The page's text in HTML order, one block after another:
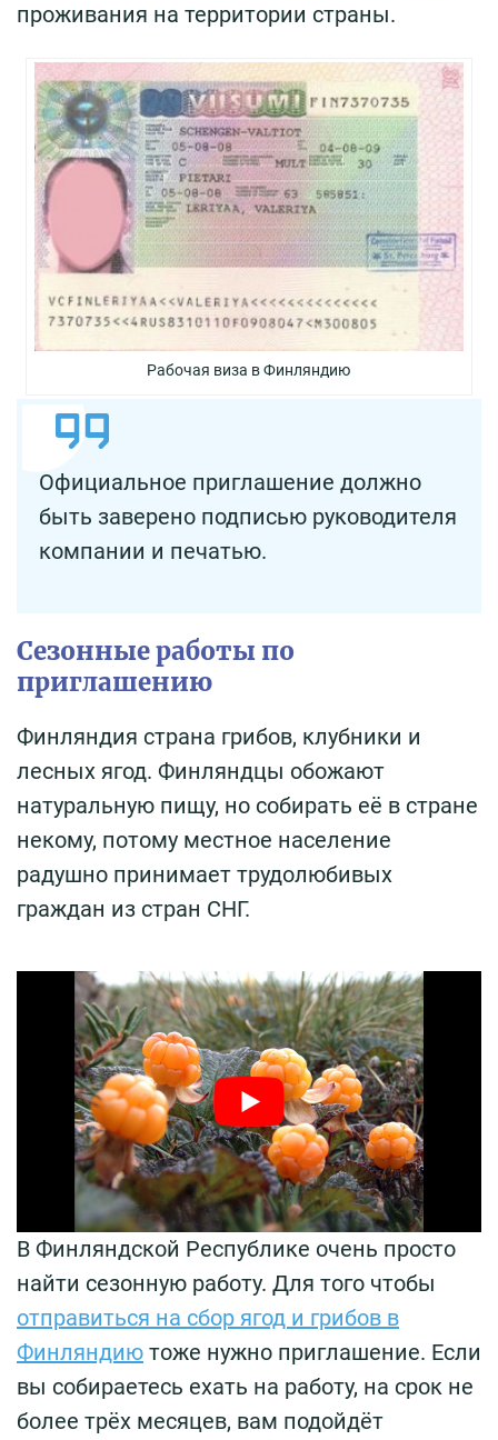
проживания на территории страны.
Рабочая виза в Финляндию
Официальное приглашение должно
быть заверено подписью руководителя
компании и печатью.
Сезонные работы по
приглашению
Финляндия страна грибов, клубники и
лесных ягод. Финляндцы обожают
натуральную пищу, но собирать её в стране
некому, потому местное население
радушно принимает трудолюбивых
граждан из стран СНГ.
В Финляндской Республике очень просто
найти сезонную работу. Для того чтобы
отправиться на сбор ягод и грибов в
Финляндию тоже нужно приглашение. Если
вы собираетесь ехать на работу, на срок не
более трёх месяцев, вам подойдёт